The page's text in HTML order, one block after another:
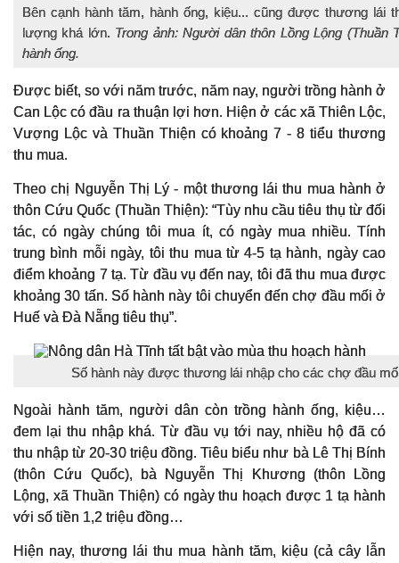
Bên cạnh hành tăm, hành ống, kiệu... cũng được thương lái
lượng khá lớn. Trong ảnh: Người dân thôn Lồng Lộng (Thuần
hành ống.
Được biết, so với năm trước, năm nay, người trồng hành ở
Can Lộc có đầu ra thuận lợi hơn. Hiện ở các xã Thiên Lộc,
Vượng Lộc và Thuần Thiện có khoảng 7 - 8 tiểu thương
thu mua.
Theo chị Nguyễn Thị Lý - một thương lái thu mua hành ở
thôn Cứu Quốc (Thuần Thiện): “Tùy nhu cầu tiêu thụ từ đối
tác, có ngày chúng tôi mua ít, có ngày mua nhiều. Tính
trung bình mỗi ngày, tôi thu mua từ 4-5 tạ hành, ngày cao
điểm khoảng 7 tạ. Từ đầu vụ đến nay, tôi đã thu mua được
khoảng 30 tấn. Số hành này tôi chuyển đến chợ đầu mối ở
Huế và Đà Nẵng tiêu thụ”.
Số hành này được thương lái nhập cho các chợ đầu
Ngoài hành tăm, người dân còn trồng hành ống, kiệu…
đem lại thu nhập khá. Từ đầu vụ tới nay, nhiều hộ đã có
thu nhập từ 20-30 triệu đồng. Tiêu biểu như bà Lê Thị Bính
(thôn Cứu Quốc), bà Nguyễn Thị Khương (thôn Lồng
Lộng, xã Thuần Thiện) có ngày thu hoạch được 1 tạ hành
với số tiền 1,2 triệu đồng…
Hiện nay, thương lái thu mua hành tăm, kiệu (cả cây lẫn